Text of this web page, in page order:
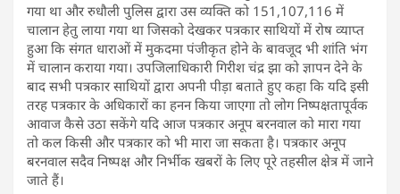
गया था और रुधौली पुलिस द्वारा उस व्यक्ति को 151,107,116 में
चालान हेतु लाया गया था जिसको देखकर पत्रकार साथियों में रोष व्याप्त
हुआ कि संगत धाराओं में मुकदमा पंजीकृत होने के बावजूद भी शांति भंग
में चालान कराया गया। उपजिलाधिकारी गिरीश चंद्र झा को ज्ञापन देने के
बाद सभी पत्रकार साथियों द्वारा अपनी पीड़ा बताते हुए कहा कि यदि इसी
तरह पत्रकार के अधिकारों का हनन किया जाएगा तो लोग निष्पक्षतापूर्वक
आवाज कैसे उठा सकेंगे यदि आज पत्रकार अनूप बरनवाल को मारा गया
तो कल किसी और पत्रकार को भी मारा जा सकता है। पत्रकार अनूप
बरनवाल सदैव निष्पक्ष और निर्भीक खबरों के लिए पूरे तहसील क्षेत्र में जाने
जाते हैं।